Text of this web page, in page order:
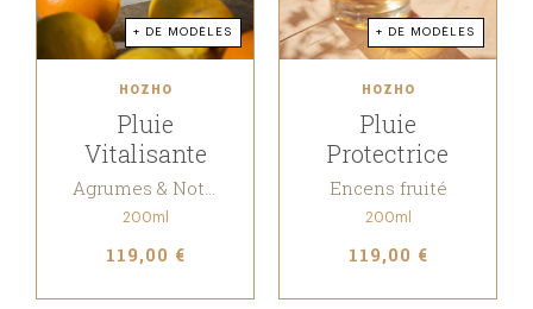
+ DE MODÈLES
HOZHO
Pluie
Vitalisante
Agrumes & Notes Poivrées
200ml
119,00 €
+ DE MODÈLES
HOZHO
Pluie
Protectrice
Encens fruité
200ml
119,00 €